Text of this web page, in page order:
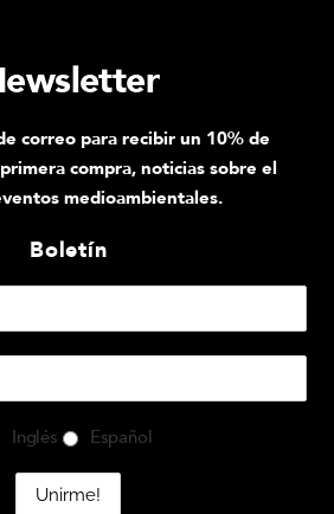
correo para recibir un 10% de
compra, noticias sobre el
medioambientales.
Boletín
Inglés Español